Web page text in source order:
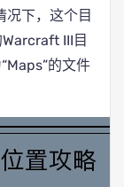
况下，这个目
III目
的文件